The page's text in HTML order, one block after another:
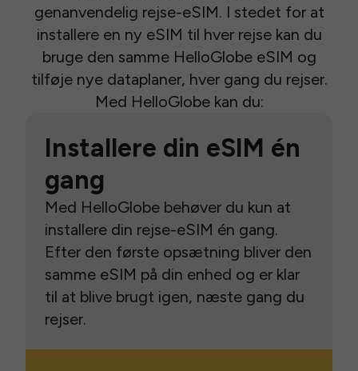
genanvendelig rejse-eSIM. I stedet for at
installere en ny eSIM til hver rejse kan du
bruge den samme HelloGlobe eSIM og
tilføje nye dataplaner, hver gang du rejser.
Med HelloGlobe kan du:
Installere din eSIM én
gang
Med HelloGlobe behøver du kun at
installere din rejse-eSIM én gang.
Efter den første opsætning bliver den
samme eSIM på din enhed og er klar
til at blive brugt igen, næste gang du
rejser.